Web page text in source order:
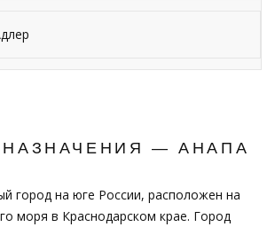
— АНАПА
город на юге России, расположен на
моря в Краснодарском крае. Город